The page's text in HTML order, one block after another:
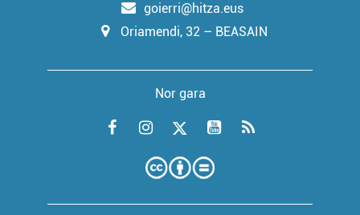
goierri@hitza.eus
Oriamendi, 32 – BEASAIN
Nor gara